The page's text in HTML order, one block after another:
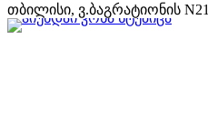
თბილისი, ვ.ბაგრატიონის N21